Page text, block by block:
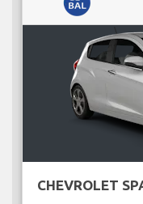
CHEVROLET